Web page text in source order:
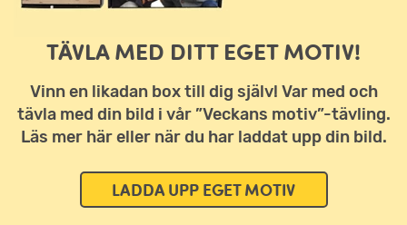
TÄVLA MED DITT EGET MOTIV!
Vinn en likadan box till dig själv! Var med och
tävla med din bild i vår ”Veckans motiv”-tävling.
Läs mer här eller när du har laddat upp din bild.
LADDA UPP EGET MOTIV